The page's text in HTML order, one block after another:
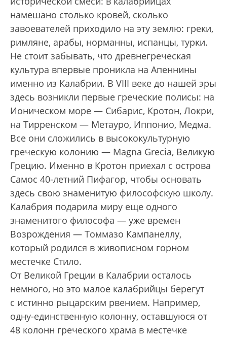
намешано столько кровей, сколько
завоевателей приходило на эту землю: греки,
римляне, арабы, норманны, испанцы, турки.
Не стоит забывать, что древнегреческая
культура впервые проникла на Апеннины
именно из Калабрии. В VIII веке до нашей эры
здесь возникли первые греческие полисы: на
Ионическом море — Сибарис, Кротон, Локри,
на Тирренском — Метауро, Иппонио, Медма.
Все они сложились в высококультурную
греческую колонию — Magna Grecia, Великую
Грецию. Именно в Кротон приехал с острова
Самос 40-летний Пифагор, чтобы основать
здесь свою знаменитую философскую школу.
Калабрия подарила миру еще одного
знаменитого философа — уже времен
Возрождения — Томмазо Кампанеллу,
который родился в живописном горном
местечке Стило.
От Великой Греции в Калабрии осталось
немного, но это малое калабрийцы берегут
с истинно рыцарским рвением. Например,
одну-единственную колонну, оставшуюся от
48 колонн греческого храма в местечке